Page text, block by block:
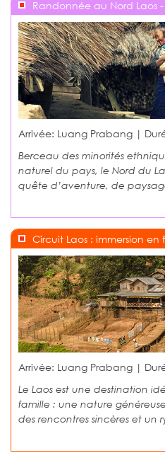
Randonnée au Nord Laos -
Arrivée: Luang Prabang |
Berceau des minorités
naturel du pays, le Nord du
quête d’aventure, de
Circuit Laos : immersion en
Arrivée: Luang Prabang |
Le Laos est une destination
famille : une nature
des rencontres sincères et un